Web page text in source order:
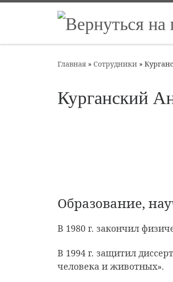
Перейти к содержимому
Главная » Сотрудники »
Курганский
Образование,
В 1980 г. закончил
В 1994 г. защитил
человека и животных».